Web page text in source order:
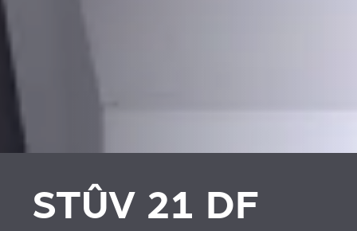
STÛV 21 DF
ACCESSOIRES STÛV 21
ACCESSOIRES VOOR